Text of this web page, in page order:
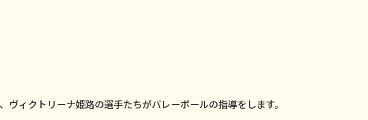
ィクトリーナ姫路の選手たちがバレーボールの指導をします。